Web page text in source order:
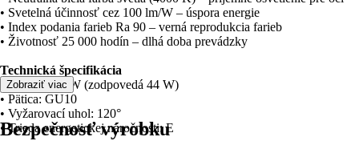
• Svetelná účinnosť cez 100 lm/W – úspora energie
• Index podania farieb Ra 90 – verná reprodukcia farieb
• Životnosť 25 000 hodín – dlhá doba prevádzky
Technická špecifikácia
• Výkon: 4,9 W (zodpovedá 44 W)
• Pätica: GU10
• Vyžarovací uhol: 120°
• Trieda energetickej náročnosti: E
Zobraziť viac
Bezpečnosť výrobku